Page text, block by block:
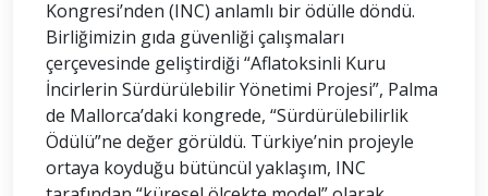
Kongresi’nden (INC) anlamlı bir ödülle döndü.
Birliğimizin gıda güvenliği çalışmaları
çerçevesinde geliştirdiği “Aflatoksinli Kuru
İncirlerin Sürdürülebilir Yönetimi Projesi”, Palma
de Mallorca’daki kongrede, “Sürdürülebilirlik
Ödülü”ne değer görüldü. Türkiye’nin projeyle
ortaya koyduğu bütüncül yaklaşım, INC